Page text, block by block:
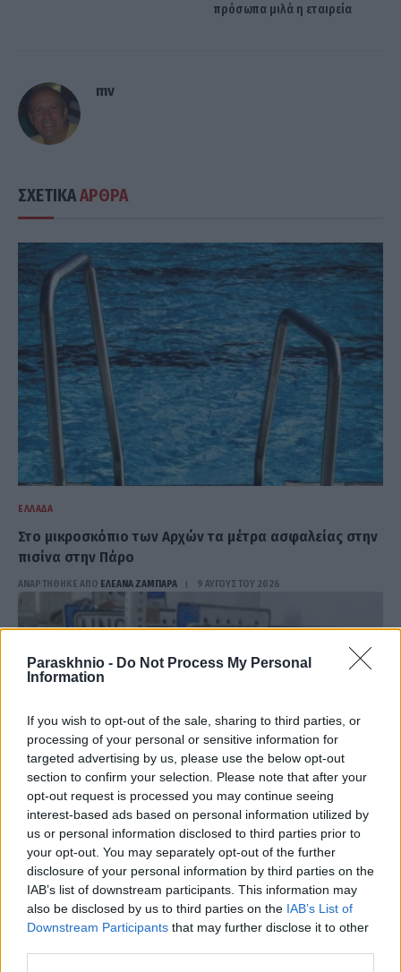
Paraskhnio - Do Not Process My Personal
Information
If you wish to opt-out of the sale, sharing to third parties, or
processing of your personal or sensitive information for
targeted advertising by us, please use the below opt-out
section to confirm your selection. Please note that after your
opt-out request is processed you may continue seeing
interest-based ads based on personal information utilized by
us or personal information disclosed to third parties prior to
your opt-out. You may separately opt-out of the further
disclosure of your personal information by third parties on the
IAB’s list of downstream participants. This information may
also be disclosed by us to third parties on the IAB’s List of
Downstream Participants that may further disclose it to other
πρόσωπα μιλά η εταιρεία
mv
ΣΧΕΤΙΚΑΑΡΘΡΑ
ΕΛΛΆΔΑ
Στο μικροσκόπιο των Αρχών τα μέτρα ασφαλείας στην
πισίνα στην Πάρο
ΑΝΑΡΤΗΘΗΚΕ ΑΠΟ ΕΛΕΑΝΑ ΖΑΜΠΑΡΑ 9 ΑΥΓΟΎΣΤΟΥ 2026
ΕΛΛΆΔΑ
Τέλος στις χρονοβόρες διαδικασίες: Οριστική λύση στο
ζήτημα των πινακίδων κυκλοφορίας
ΑΝΑΡΤΗΘΗΚΕ ΑΠΟ ΕΛΕΑΝΑ ΖΑΜΠΑΡΑ 9 ΑΥΓΟΎΣΤΟΥ 2026